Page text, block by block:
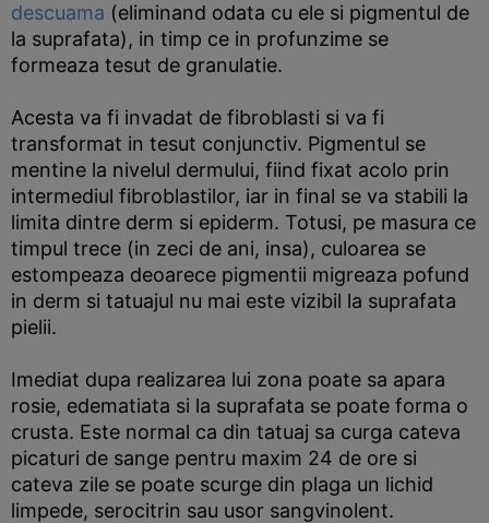
descuama (eliminand odata cu ele si pigmentul de
la suprafata), in timp ce in profunzime se
formeaza tesut de granulatie.
Acesta va fi invadat de fibroblasti si va fi
transformat in tesut conjunctiv. Pigmentul se
mentine la nivelul dermului, fiind fixat acolo prin
intermediul fibroblastilor, iar in final se va stabili la
limita dintre derm si epiderm. Totusi, pe masura ce
timpul trece (in zeci de ani, insa), culoarea se
estompeaza deoarece pigmentii migreaza pofund
in derm si tatuajul nu mai este vizibil la suprafata
pielii.
Imediat dupa realizarea lui zona poate sa apara
rosie, edematiata si la suprafata se poate forma o
crusta. Este normal ca din tatuaj sa curga cateva
picaturi de sange pentru maxim 24 de ore si
cateva zile se poate scurge din plaga un lichid
limpede, serocitrin sau usor sangvinolent.